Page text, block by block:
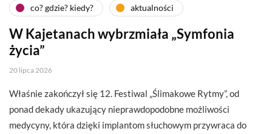
co? gdzie? kiedy? aktualności
W Kajetanach wybrzmiała „Symfonia
życia”
20 lipca 2026
Właśnie zakończył się 12. Festiwal „Ślimakowe Rytmy”, od
ponad dekady ukazujący nieprawdopodobne możliwości
medycyny, która dzięki implantom słuchowym przywraca do